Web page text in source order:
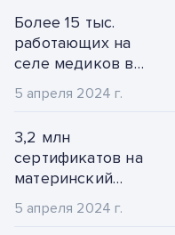
2018
2017
2016
2015
2014
июнь
сентябрь
октябрь
Более 15 тыс.
работающих на
селе медиков в
ближайшие дни
получат новые
выплаты в России
5 апреля 2024 г.
3,2 млн
сертификатов на
материнский
капитал получили
семьи в РФ без
5 апреля 2024 г.